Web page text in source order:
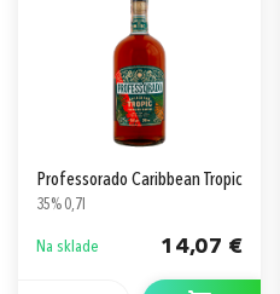
Professorado Caribbean Tropic
35% 0,7l
Na sklade 14,07 €